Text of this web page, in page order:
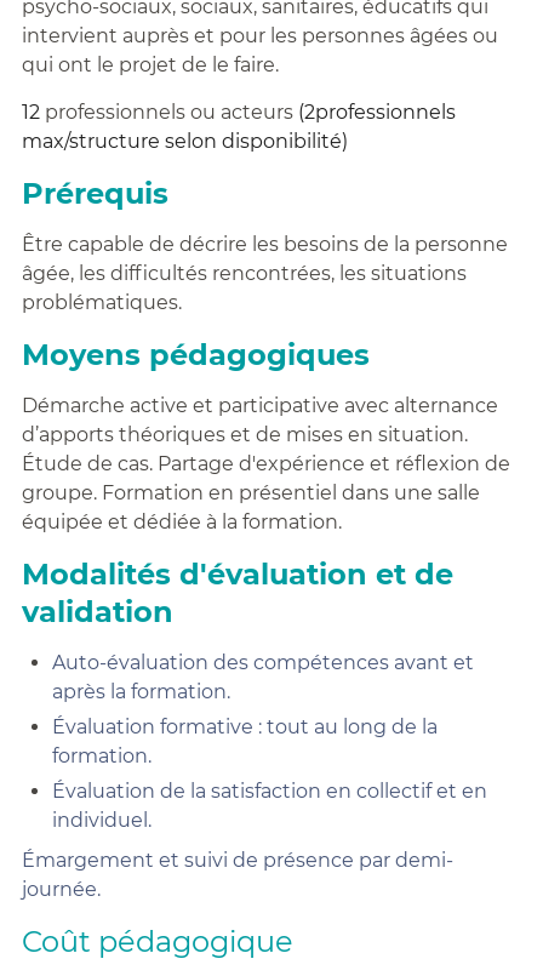
psycho-sociaux, sociaux, sanitaires, éducatifs qui
intervient auprès et pour les personnes âgées ou
qui ont le projet de le faire.
12 professionnels ou acteurs(2professionnels
max/structure selon disponibilité)
Prérequis
Être capable de décrire les besoins de la personne
âgée, les difficultés rencontrées, les situations
problématiques.
Moyens pédagogiques
Démarche active et participative avec alternance
d’apports théoriques et de mises en situation.
Étude de cas. Partage d'expérience et réflexion de
groupe. Formation en présentiel dans une salle
équipée et dédiée à la formation.
Modalités d'évaluation et de
validation
Auto-évaluation des compétences avant et
après la formation.
Évaluation formative : tout au long de la
formation.
Évaluation de la satisfaction en collectif et en
individuel.
Émargement et suivi de présence par demi-
journée.
Coût pédagogique